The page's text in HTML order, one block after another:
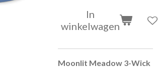
In
winkelwagen
Moonlit Meadow 3-Wick